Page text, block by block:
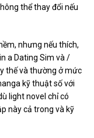
thể thay đổi nếu
nhưng nếu thích,
a Dating Sim và /
thế và thường ở mức
kỹ thuật số với
light novel chỉ có
này cả trong và kỹ